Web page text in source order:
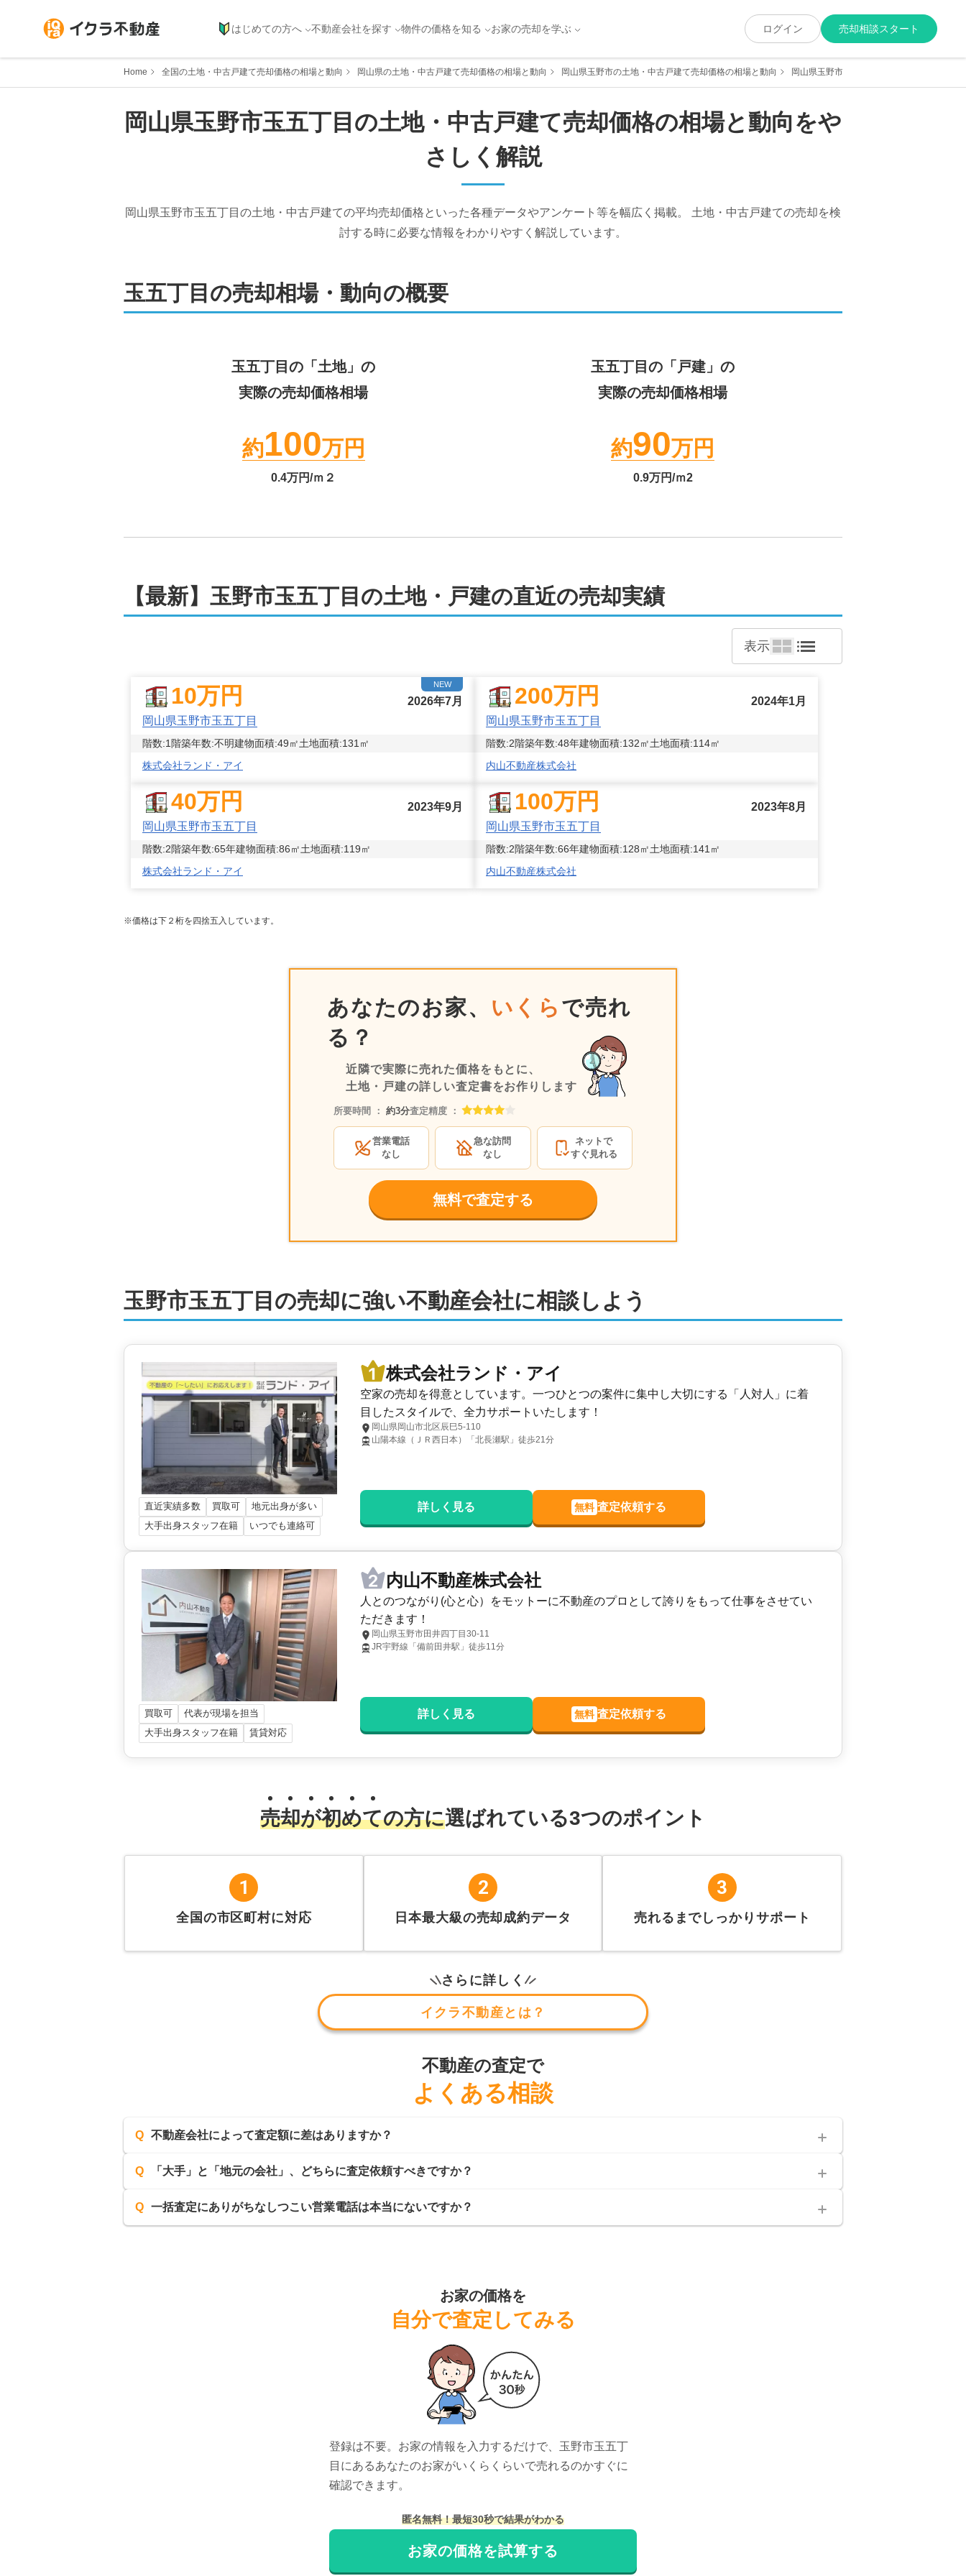
はじめての方へ 不動産会社を探す 物件の価格を知る お家の売却を学ぶ ログイン 売却相談スタート
Home 全国の土地・中古戸建て売却価格の相場と動向 岡山県の土地・中古戸建て売却価格の相場と動向 岡山県玉野市の土地・中古戸建て売却価格の相場と動向 岡山県玉野市玉五丁目の土地・中古戸建て
岡山県玉野市玉五丁目 の土地・中古戸建て売却価格の相場と動向をや
さしく解説
岡山県玉野市玉五丁目 の土地・中古戸建ての平均売却価格といった各種データやアンケート等を幅広く掲載。 土地・中古戸建ての売却を検
討する時に必要な情報をわかりやすく解説しています。
玉五丁目 の売却相場・動向の概要
玉五丁目 の「土地」の
実際の売却価格相場
約100万円
0.4万円/ｍ２
玉五丁目 の「戸建」の
実際の売却価格相場
約90万円
0.9万円/ｍ2
【最新】玉野市玉五丁目の土地・戸建の直近の売却実績
表示
NEW
10万円
2026年7月
岡山県玉野市玉五丁目
階数:1 階築年数:不明建物面積:49㎡土地面積:131 ㎡
株式会社ランド・アイ
200万円
2024年1月
岡山県玉野市玉五丁目
階数:2階築年数:48年建物面積:132㎡土地面積:114㎡
内山不動産株式会社
40万円
2023年9月
岡山県玉野市玉五丁目
階数:2階築年数:65年建物面積:86㎡土地面積:119㎡
株式会社ランド・アイ
100万円
2023年8月
岡山県玉野市玉五丁目
階数:2階築年数:66年建物面積:128㎡土地面積:141 ㎡
内山不動産株式会社
※価格は下２桁を四捨五入しています。
あなたのお家、 いくら で売れ
る？
近隣で実際に売れた価格をもとに、
土地・戸建の詳しい査定書をお作りします
所要時間 ： 約3分査定精度 ：
営業電話
なし
急な訪問
なし
ネットで
すぐ見れる
無料で査定する
玉野市玉五丁目の売却に強い不動産会社に相談しよう
直近実績多数 買取可
地元出身が多い
大手出身スタッフ在籍
いつでも連絡可
株式会社ランド・アイ
空家の売却を得意としています。一つひとつの案件に集中し大切にする「人対人」に着
目したスタイルで、全力サポートいたします！
岡山県岡山市北区辰巳5-110
山陽本線（ＪＲ西日本）「北長瀬駅」徒歩21分
詳しく見る 無料 査定依頼する
買取可
代表が現場を担当
大手出身スタッフ在籍
賃貸対応
内山不動産株式会社
人とのつながり(心と心）をモットーに不動産のプロとして誇りをもって仕事をさせてい
ただきます！
岡山県玉野市田井四丁目30-11
JR宇野線「備前田井駅」徒歩11分
詳しく見る 無料 査定依頼する
売却が初めての方に選ばれている3つのポイント
1
全国の市区町村に対応
2
日本最大級の売却成約データ
3
売れるまでしっかりサポート
さらに詳しく
イクラ不動産とは？
不動産の査定で
よくある相談
Q 不動産会社によって査定額に差はありますか？
Q 「大手」と「地元の会社」、どちらに査定依頼すべきですか？
Q 一括査定にありがちなしつこい営業電話は本当にないですか？
お家の価格を
自分で査定してみる
登録は不要。お家の情報を入力するだけで、 玉野市玉五丁
目 にあるあなたのお家がいくらくらいで売れるのかすぐに
確認できます。
匿名無料！最短30秒で結果がわかる
お家の価格を試算する